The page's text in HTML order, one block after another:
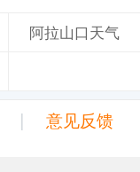
阿拉山口天气
| 意见反馈